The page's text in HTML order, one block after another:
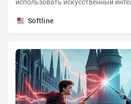
использовать искусственный
Softline